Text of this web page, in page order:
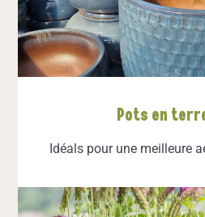
Pots en
Idéals pour une meilleure